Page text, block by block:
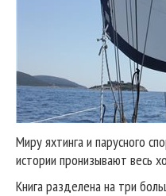
Миру яхтинга и парусного
истории пронизывают весь
Книга разделена на три